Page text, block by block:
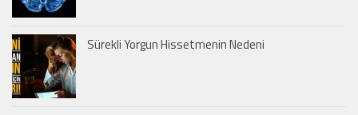
Sürekli Yorgun Hissetmenin Nedeni